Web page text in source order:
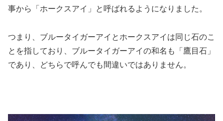
事から「ホークスアイ」と呼ばれるようになりました。
つまり、ブルータイガーアイとホークスアイは同じ石のこ
とを指しており、ブルータイガーアイの和名も「鷹目石」
であり、どちらで呼んでも間違いではありません。